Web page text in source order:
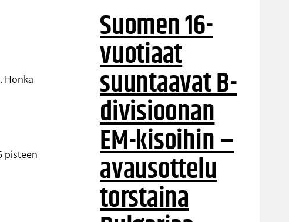
Honka
pisteen
Suomen 16-
vuotiaat
suuntaavat B-
divisioonan
EM-kisoihin –
avausottelu
torstaina